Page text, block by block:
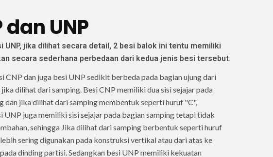
UNP
UNP, jika dilihat secara detail, 2 besi balok ini tentu memiliki
secara sederhana perbedaan dari kedua jenis besi tersebut.
CNP dan juga besi UNP sedikit berbeda pada bagian ujung dari
jika dilihat dari samping. Besi CNP memiliki dua sisi sejajar pada
dan jika dilihat dari samping membentuk seperti huruf "C",
UNP juga memiliki sisi sejajar pada bagian samping tetapi tidak
sehingga Jika dilihat dari samping berbentuk seperti huruf
sering digunakan pada konstruksi vertikal atau dari atas ke
dinding partisi. Sedangkan besi UNP memiliki kekuatan